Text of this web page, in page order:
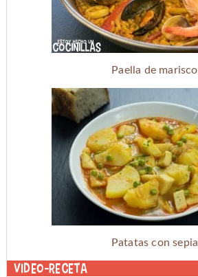
Paella de marisco
Patatas con sepia
Video-receta